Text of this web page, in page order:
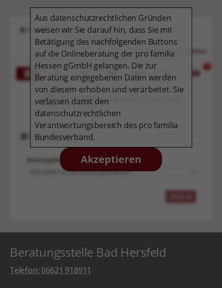
Aus datenschutzrechtlichen Gründen
weisen wir Sie darauf hin, dass Sie mit
Betätigung des nachfolgenden Buttons
auf die Onlineberatung der pro familia
Hessen gGmbH gelangen. Die zur
Beratung eingegebenen Daten werden
von diesem erhoben und verarbeitet. Sie
verlassen damit den
datenschutzrechtlichen
Verantwortungsbereich des pro familia
Bundesverband.
Akzeptieren
Beratungsstelle Bad Hersfeld
Telefon: 06621 918911